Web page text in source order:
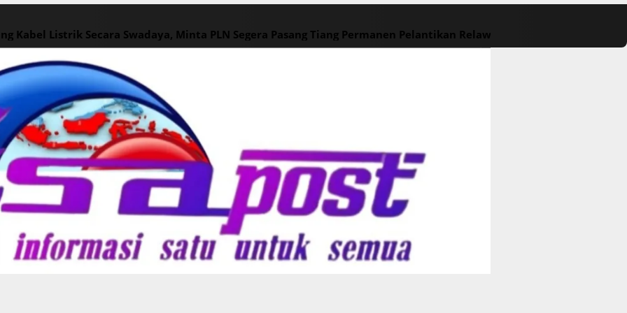
Kabel Listrik Secara Swadaya, Minta PLN Segera Pasang Tiang Permanen Pelantikan Relawan M. Rasyid Rajasa dan